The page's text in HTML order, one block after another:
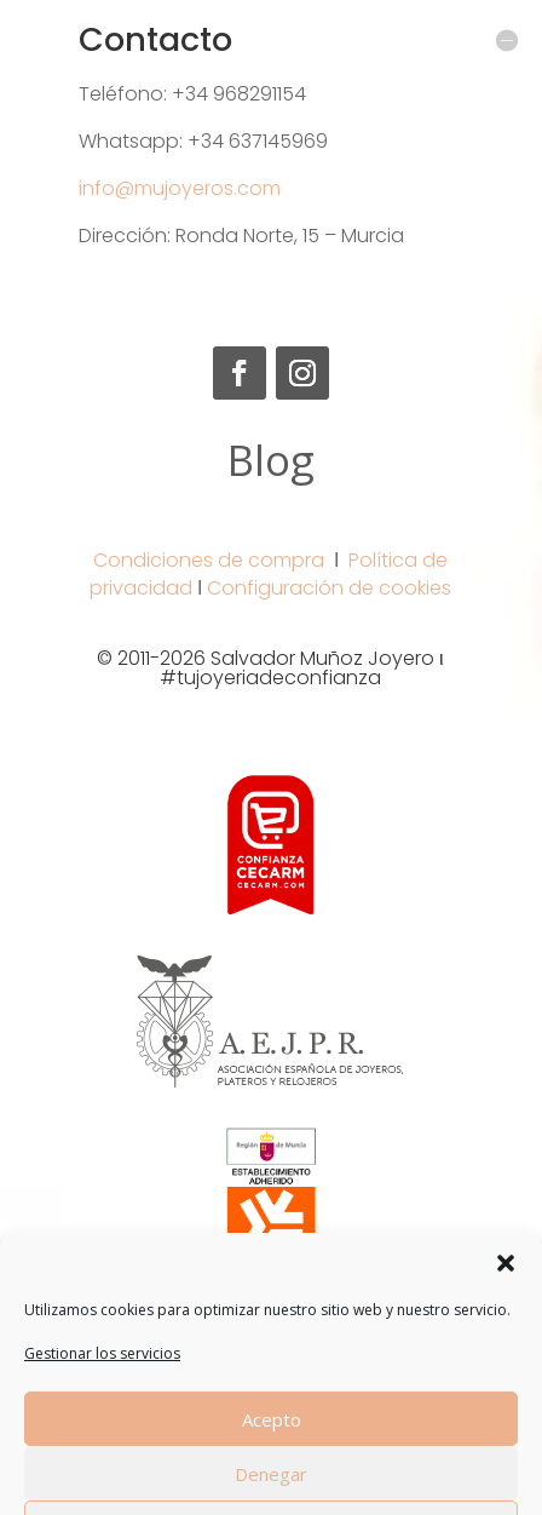
Utilizamos cookies para optimizar nuestro sitio web y nuestro servicio.
Gestionar los servicios
Acepto
Denegar
Contacto
Teléfono: +34 968291154
Whatsapp: +34 637145969
info@mujoyeros.com
Dirección: Ronda Norte, 15 – Murcia
Blog
Condiciones de compra Ι Política de
privacidad Ι Configuración de cookies
© 2011-2026 Salvador Muñoz Joyero ι
#tujoyeriadeconfianza
by